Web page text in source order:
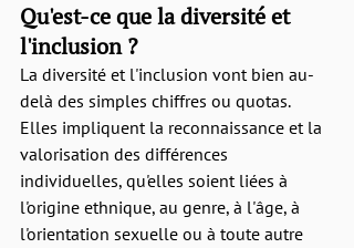
Qu'est-ce que la diversité et
l'inclusion ?
La diversité et l'inclusion vont bien au-
delà des simples chiffres ou quotas.
Elles impliquent la reconnaissance et la
valorisation des différences
individuelles, qu'elles soient liées à
l'origine ethnique, au genre, à l'âge, à
l'orientation sexuelle ou à toute autre